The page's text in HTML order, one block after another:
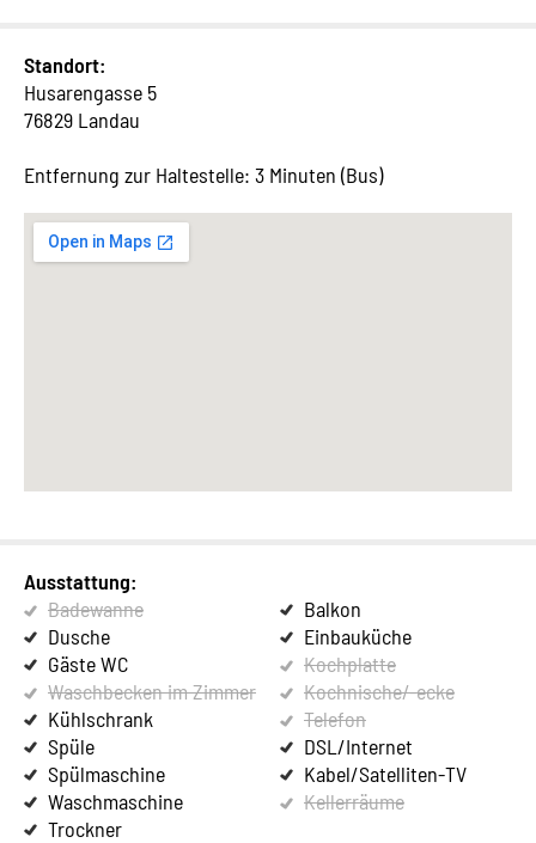
Standort:
Husarengasse 5
76829 Landau
Entfernung zur Haltestelle: 3 Minuten (Bus)
Ausstattung:
Badewanne
Dusche
Gäste WC
Waschbecken im Zimmer
Balkon
Einbauküche
Kochplatte
Kochnische/-ecke
Kühlschrank
Spüle
Spülmaschine
Waschmaschine
Trockner
Telefon
DSL/Internet
Kabel/Satelliten-TV
Kellerräume